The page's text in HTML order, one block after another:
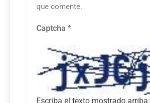
que comente.
Captcha *
Escriba el texto mostrado arriba: